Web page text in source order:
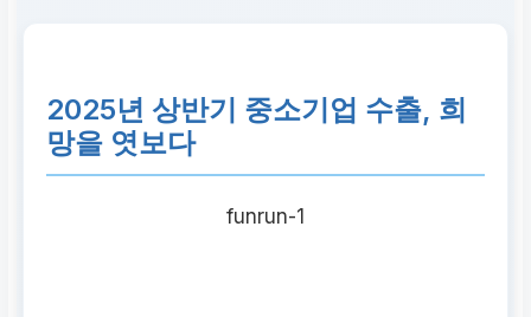
2025년 상반기 중소기업 수출, 희
망을 엿보다
funrun-1